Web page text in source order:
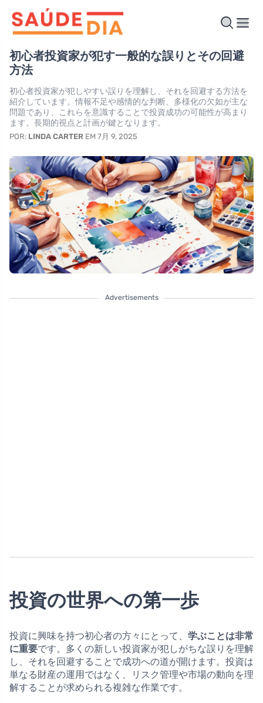
初心者投資家が犯す一般的な誤りとその回避
方法
初心者投資家が犯しやすい誤りを理解し、それを回避する方法を
紹介しています。情報不足や感情的な判断、多様化の欠如が主な
問題であり、これらを意識することで投資成功の可能性が高まり
ます。長期的視点と計画が鍵となります。
POR: LINDA CARTER EM 7月 9, 2025
Advertisements
投資の世界への第一歩
投資に興味を持つ初心者の方々にとって、 学ぶことは非常
に重要です。多くの新しい投資家が犯しがちな誤りを理解
し、それを回避することで成功への道が開けます。投資は
単なる財産の運用ではなく、リスク管理や市場の動向を理
解することが求められる複雑な作業です。